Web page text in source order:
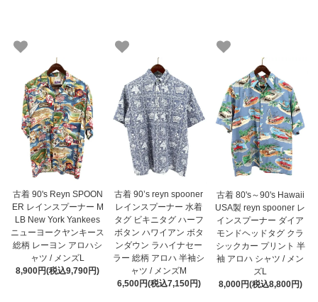
古着 90's Reyn SPOON
ER レインスプーナー M
LB New York Yankees
ニューヨークヤンキース
総柄 レーヨン アロハシ
ャツ / メンズL
8,900円(税込9,790円)
古着 90’s reyn spooner
レインスプーナー 水着
タグ ビキニタグ ハーフ
ボタン ハワイアン ボタ
ンダウン ラハイナセー
ラー 総柄 アロハ 半袖シ
ャツ / メンズM
6,500円(税込7,150円)
古着 80's～90's Hawaii
USA製 reyn spooner レ
インスプーナー ダイア
モンドヘッドタグ クラ
シックカー プリント 半
袖 アロハ シャツ / メン
ズL
8,000円(税込8,800円)